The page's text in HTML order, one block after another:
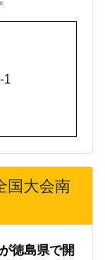
国大会南
徳島県で開
1